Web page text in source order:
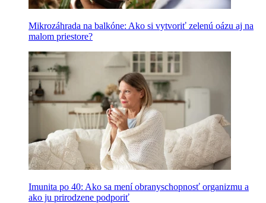
Mikrozáhrada na balkóne: Ako si vytvoriť zelenú oázu aj na
malom priestore?
Imunita po 40: Ako sa mení obranyschopnosť organizmu a
ako ju prirodzene podporiť